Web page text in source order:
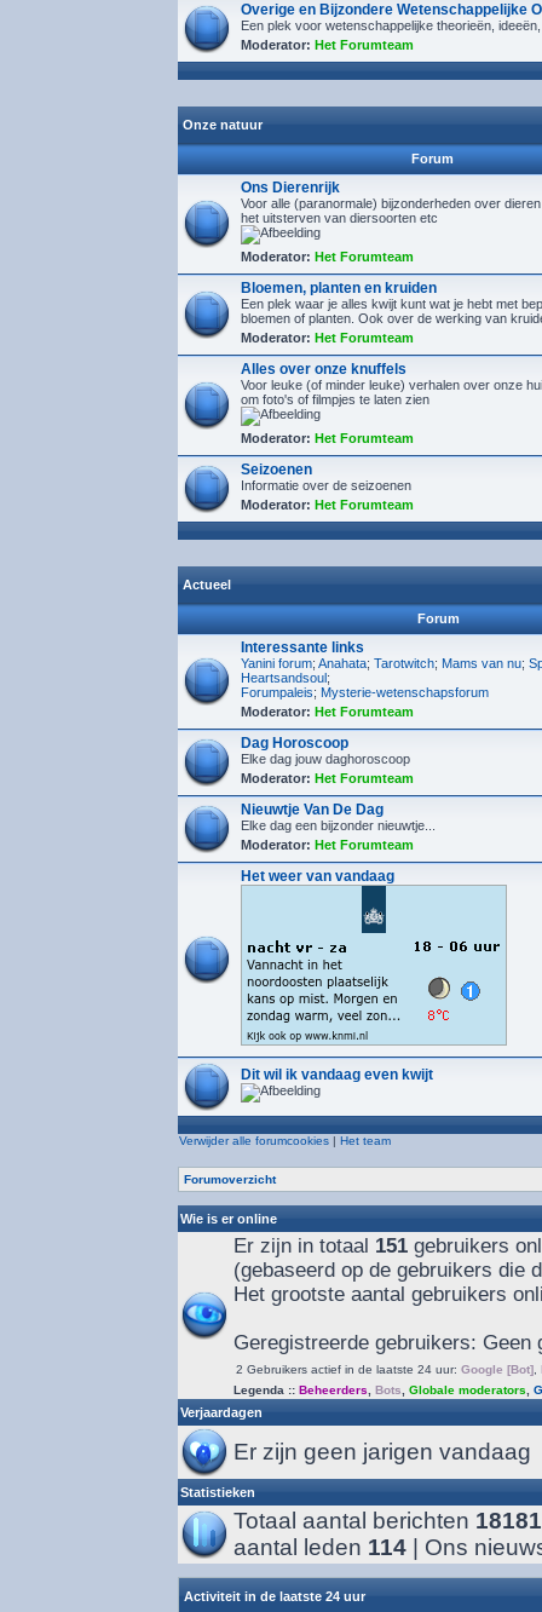
Overige en Bijzondere Wetenschappelijke
Een plek voor wetenschappelijke theorieën,
Moderator: Het Forumteam
Onze natuur
Forum
Ons Dierenrijk
Voor alle (paranormale) bijzonderheden over
het uitsterven van diersoorten etc
Moderator: Het Forumteam
Bloemen, planten en kruiden
Een plek waar je alles kwijt kunt wat je hebt met
bloemen of planten. Ook over de werking van
Moderator: Het Forumteam
Alles over onze knuffels
Voor leuke (of minder leuke) verhalen over onze
om foto's of filmpjes te laten zien
Moderator: Het Forumteam
Seizoenen
Informatie over de seizoenen
Moderator: Het Forumteam
Actueel
Forum
Interessante links
Yanini forum; Anahata; Tarotwitch; Mams van nu;
Heartsandsoul;
Forumpaleis; Mysterie-wetenschapsforum
Moderator: Het Forumteam
Dag Horoscoop
Elke dag jouw daghoroscoop
Moderator: Het Forumteam
Nieuwtje Van De Dag
Elke dag een bijzonder nieuwtje...
Moderator: Het Forumteam
Het weer van vandaag
Dit wil ik vandaag even kwijt
Verwijder alle forumcookies | Het team
Forumoverzicht
Wie is er online
Er zijn in totaal 151 gebruikers
(gebaseerd op de gebruikers die
Het grootste aantal gebruikers
Geregistreerde gebruikers: Geen
2 Gebruikers actief in de laatste 24 uur: Google [Bot]
Legenda :: Beheerders Bots Globale moderators
Verjaardagen
Er zijn geen jarigen vandaag
Statistieken
Totaal aantal berichten 18181
aantal leden 114 | Ons
Activiteit in de laatste 24 uur